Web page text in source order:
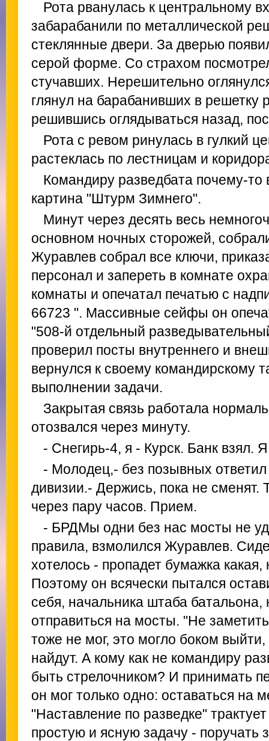
Рота рванулась к центральному
забарабанили по металлической
стеклянные двери. За дверью
серой форме. Со страхом
стучавших. Нерешительно
глянул на барабанивших в решетку
решившись оглядываться назад,
Рота с ревом ринулась в гулкий
растеклась по лестницам и
Командиру разведбата почему-
картина "Штурм Зимнего".
Минут через десять весь
основном ночных сторожей,
Журавлев собрал все ключи,
персонал и запереть в комнате
комнаты и опечатал печатью с
66723 ". Массивные сейфы он
"508-й отдельный
проверил посты внутреннего и
вернулся к своему командирскому
выполнении задачи.
Закрытая связь работала
отозвался через минуту.
- Снегирь-4, я - Курск. Банк взял.
- Молодец,- без позывных
дивизии.- Держись, пока не сменят.
через пару часов. Прием.
- БРДМы одни без нас мосты не
правила, взмолился Журавлев.
хотелось - пропадет бумажка какая,
Поэтому он всячески пытался
себя, начальника штаба
отправиться на мосты. "Не
тоже не мог, это могло боком выйти,
найдут. А кому как не командиру
быть стрелочником? И принимать
он мог только одно: оставаться на
"Наставление по разведке"
простую и ясную задачу - поручать